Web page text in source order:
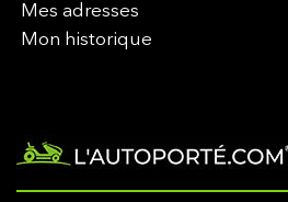
Mes adresses
Mon historique